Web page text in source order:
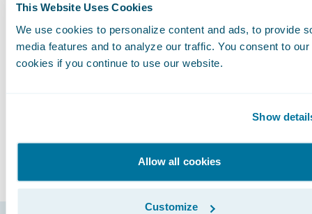
This Website Uses Cookies
We use cookies to personalize content and ads, to provide
media features and to analyze our traffic. You consent to our
cookies if you continue to use our website.
Show
Allow all cookies
Customize
aufgenommen)
See More Articles
Subscribe to Our Blog